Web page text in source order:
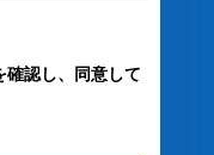
確認し、同意して